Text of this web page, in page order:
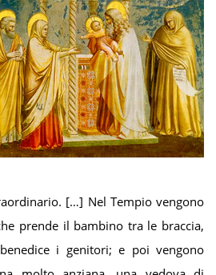
[…] Nel Tempio vengono
prende il bambino tra le braccia,
i genitori; e poi vengono